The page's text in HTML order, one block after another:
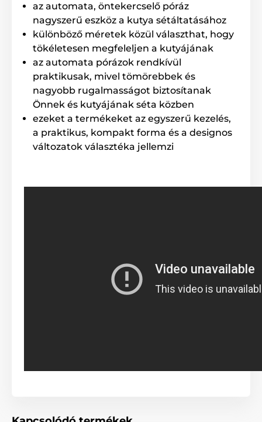
Rendkívül erős zsinór, mely nem
gabalyodik össze!
A Reedog kutyapóráz speciális zsinórja soha nem
gabalyodik össze és nem akad be. A zsinór nagy
szakítószilárdságú anyagból készült. Ejtőernyők
gyártásához használják, melynek köszönhetően
kiemelkedő teherbírása.
az automata, öntekercselő póráz
nagyszerű eszköz a kutya sétáltatásához
különböző méretek közül választhat, hogy
tökéletesen megfeleljen a kutyájának
az automata pórázok rendkívül
praktikusak, mivel tömörebbek és
nagyobb rugalmasságot biztosítanak
Önnek és kutyájának séta közben
ezeket a termékeket az egyszerű kezelés,
a praktikus, kompakt forma és a designos
változatok választéka jellemzi